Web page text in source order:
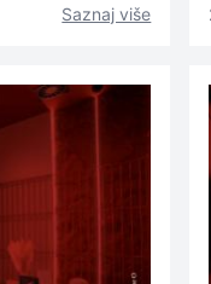
Saznaj više